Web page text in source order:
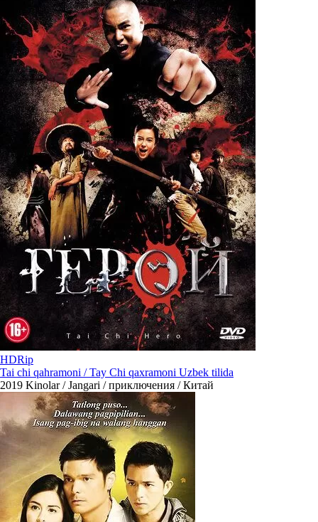
HDRip
Tai chi qahramoni / Tay Chi qaxramoni Uzbek tilida
2019 Kinolar / Jangari / приключения / Китай